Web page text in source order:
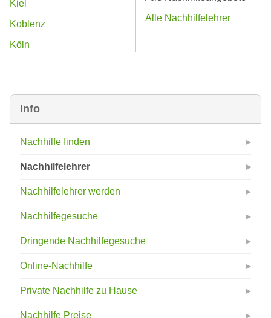
Info
Nachhilfe finden
Nachhilfelehrer
Nachhilfelehrer werden
Nachhilfegesuche
Dringende Nachhilfegesuche
Online-Nachhilfe
Private Nachhilfe zu Hause
Nachhilfe Preise
Kiel
Koblenz
Köln
Alle Nachhilfelehrer